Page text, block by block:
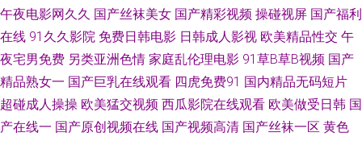
免费观看在线 91视频在线观看地址 91好片页面多成人 亚洲欧洲综合日韩精
品 亚欧色图自拍 五月情婷婷最新地址 日韩A片123 欧日美性交 狼人干综合
色网 国产综合第二区 白丝足交射精 91网址视频 91网址视频 91伦理影院福
午夜电影网久久 国产丝袜美女 国产精彩视频 操碰视屏 国产福利
在线 91久久影院 免费日韩电影 日韩成人影视 欧美精品性交 午
夜宅男免费 另类亚洲色情 家庭乱伦理电影 91草B草B视频 国产
精品熟女一 国产巨乳在线观看 四虎免费91 国内精品无码短片
超碰成人操操 欧美猛交视频 西瓜影院在线观看 欧美做受日韩 国
产在线一 国产原创视频在线 国产视频高清 国产丝袜一区 黄色